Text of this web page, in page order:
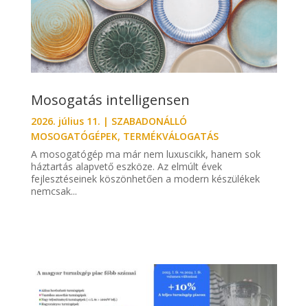
Mosogatás intelligensen
2026. július 11. | SZABADONÁLLÓ
MOSOGATÓGÉPEK, TERMÉKVÁLOGATÁS
A mosogatógép ma már nem luxuscikk, hanem sok
háztartás alapvető eszköze. Az elmúlt évek
fejlesztéseinek köszönhetően a modern készülékek
nemcsak...